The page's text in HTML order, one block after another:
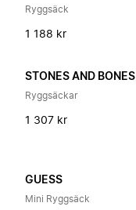
Ryggsäck
1 188 kr
STONES AND BONES
Ryggsäckar
1 307 kr
GUESS
Mini Ryggsäck